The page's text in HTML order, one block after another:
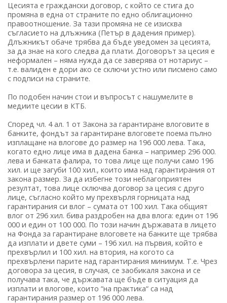
Цесията е граждански договор, с който се стига до
промяна в една от страните по едно облигационно
правоотношение. За тази промяна не се изисква
съгласието на длъжника (Петър в дадения пример).
Длъжникът обаче трябва да бъде уведомен за цесията,
за да знае на кого следва да плати. Договорът за цесия е
неформален – няма нужда да се заверява от нотариус –
т.е. валиден е дори ако се сключи устно или писмено само
с подписи на страните.
По подобен начин стои и въпросът с нашумелите в
медиите цесии в КТБ.
Според чл. 4 ал. 1 от Закона за гарантиране влоговите в
банките, фондът за гарантиране влоговете поема пълно
изплащане на влогове до размер на 196 000 лева. Така,
когато едно лице има в дадена банка – например 296 000.
лева и банката фалира, то това лице ще получи само 196
хил. и ще загуби 100 хил., които има над гарантирания от
закона размер. За да избегне този неблагоприятен
резултат, това лице сключва договор за цесия с друго
лице, съгласно който му прехвърля горницата над
гарантирания си влог – сумата от 100 хил. Така общият
влог от 296 хил. бива раздробен на два влога: един от 196
000 и един от 100 000. По този начин държавата в лицето
на Фонда за гарантиране влоговете на банките ще трябва
да изплати и двете суми – 196 хил. на първия, който е
прехвърлил и 100 хил. на втория, на когото са
прехвърлени парите над гарантирания минимум. Т.е. Чрез
договора за цесия, в случая, се заобикаля закона и се
получава така, че държавата ще бъде в ситуация да
изплати и влогове, които “на практика“ са над
гарантирания размер от 196 000 лева.